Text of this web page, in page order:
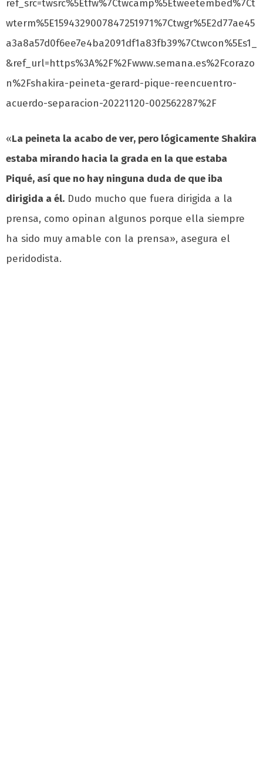
ref_src=twsrc%5Etfw%7Ctwcamp%5Etweetembed%7Ct
wterm%5E1594329007847251971%7Ctwgr%5E2d77ae45
a3a8a57d0f6ee7e4ba2091df1a83fb39%7Ctwcon%5Es1_
&ref_url=https%3A%2F%2Fwww.semana.es%2Fcorazo
n%2Fshakira-peineta-gerard-pique-reencuentro-
acuerdo-separacion-20221120-002562287%2F
«La peineta la acabo de ver, pero lógicamente Shakira
estaba mirando hacia la grada en la que estaba
Piqué, así que no hay ninguna duda de que iba
dirigida a él. Dudo mucho que fuera dirigida a la
prensa, como opinan algunos porque ella siempre
ha sido muy amable con la prensa», asegura el
peridodista.